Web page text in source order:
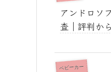
アンドロソ
査｜評判か
ベビーカー